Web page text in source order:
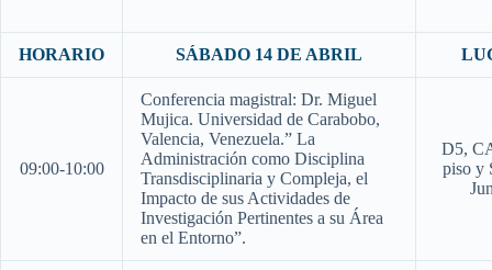
HORARIO SÁBADO 14 DE ABRIL
09:00-10:00
Conferencia magistral: Dr. Miguel
Mujica. Universidad de Carabobo,
Valencia, Venezuela.” La
Administración como Disciplina
Transdisciplinaria y Compleja, el
Impacto de sus Actividades de
Investigación Pertinentes a su Área
en el Entorno”.
D5,
piso y